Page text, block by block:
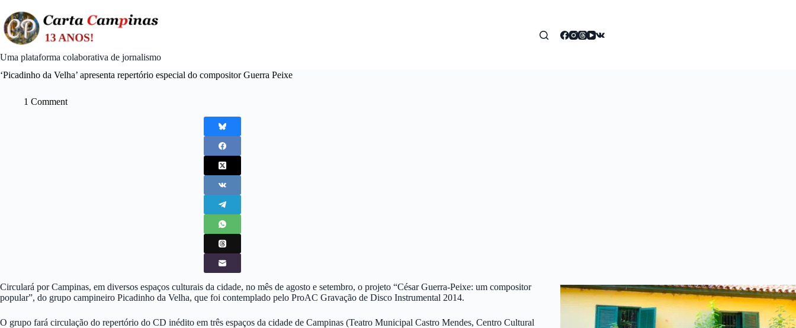
content
Uma plataforma colaborativa de jornalismo
‘Picadinho da Velha’ apresenta repertório especial do compositor Guerra Peixe
1 Comment
Circulará por Campinas, em diversos espaços culturais da cidade, no mês de agosto e setembro, o projeto “César Guerra-Peixe: um compositor
popular”, do grupo campineiro Picadinho da Velha, que foi contemplado pelo ProAC Gravação de Disco Instrumental 2014.
O grupo fará circulação do repertório do CD inédito em três espaços da cidade de Campinas (Teatro Municipal Castro Mendes, Centro Cultural